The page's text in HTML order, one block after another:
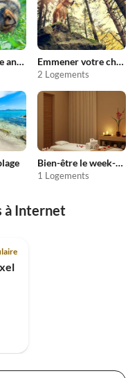
Emmener votre animal en vacances Emmener votre chien en vacances
2 Logements
Bien-être le week-end
1 Logements
à Internet